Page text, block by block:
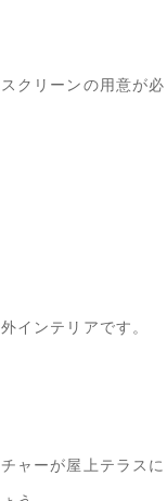
クリーンの用意が必
インテリアです。
ャーが屋上テラスに